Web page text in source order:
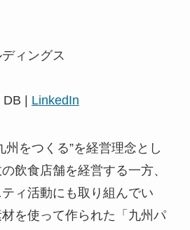
ィングス
| LinkedIn
州をつくる”を経営理念とし
飲食店舗を経営する一方、
ィ活動にも取り組んでい
を使って作られた「九州パ